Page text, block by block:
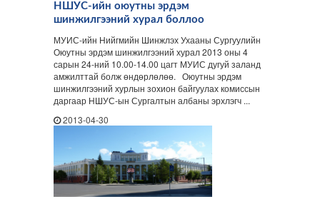
НШУС-ийн оюутны эрдэм
шинжилгээний хурал боллоо
МУИС-ийн Нийгмийн Шинжлэх Ухааны Сургуулийн
Оюутны эрдэм шинжилгээний хурал 2013 оны 4
сарын 24-ний 10.00-14.00 цагт МУИС дугуй заланд
амжилттай болж өндөрлөлөө. Оюутны эрдэм
шинжилгээний хурлын зохион байгуулах комиссын
даргаар НШУС-ын Сургалтын албаны эрхлэгч ...
2013-04-30